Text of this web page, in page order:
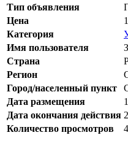
Тип объявления
Цена
Категория
Имя пользователя
Страна
Регион
Город/населенный пункт
Дата размещения
Дата окончания действия
Количество просмотров